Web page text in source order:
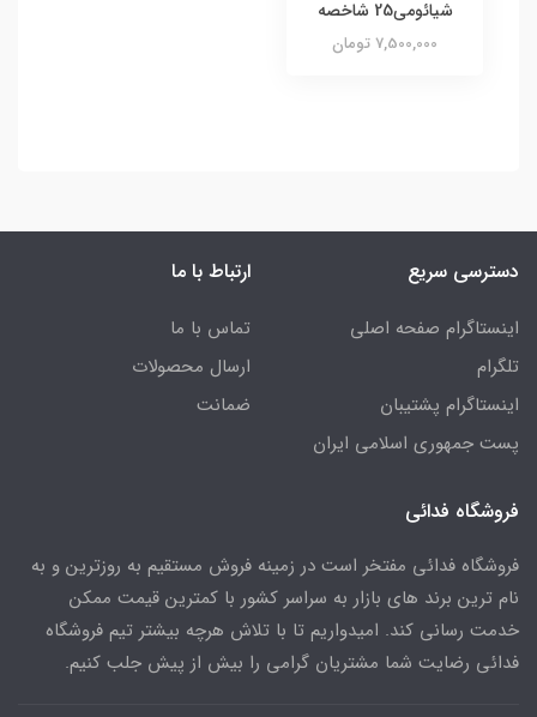
شیائومی25 شاخصه
7,500,000 تومان
دسترسی سریع
اینستاگرام صفحه اصلی
تلگرام
اینستاگرام پشتیبان
پست جمهوری اسلامی ایران
ارتباط با ما
تماس با ما
ارسال محصولات
ضمانت
فروشگاه فدائی
فروشگاه فدائی مفتخر است در زمینه فروش مستقیم به روزترین و به
نام ترین برند های بازار به سراسر کشور با کمترین قیمت ممکن
خدمت رسانی کند. امیدواریم تا با تلاش هرچه بیشتر تیم فروشگاه
فدائی رضایت شما مشتریان گرامی را بیش از پیش جلب کنیم.